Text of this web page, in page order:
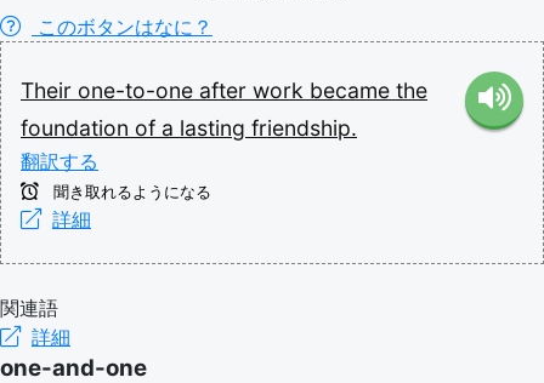
このボタンはなに？
Their one-to-one after work became the
foundation of a lasting friendship.
翻訳する
聞き取れるようになる
詳細
関連語
詳細
one-and-one